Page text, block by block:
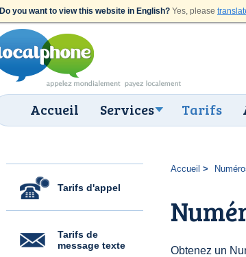
Do you want to view this website in English? Yes, please
Accueil Services Tarifs
Tarifs d'appel
Tarifs de
message texte
Accueil
Obtenez un